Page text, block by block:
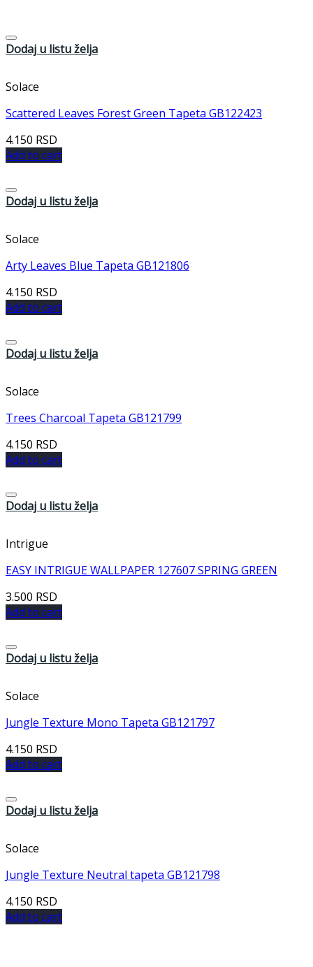
Dodaj u listu želja
Solace
Scattered Leaves Forest Green Tapeta GB122423
4.150 RSD
Add to cart
Dodaj u listu želja
Solace
Arty Leaves Blue Tapeta GB121806
4.150 RSD
Add to cart
Dodaj u listu želja
Solace
Trees Charcoal Tapeta GB121799
4.150 RSD
Add to cart
Dodaj u listu želja
Intrigue
EASY INTRIGUE WALLPAPER 127607 SPRING GREEN
3.500 RSD
Add to cart
Dodaj u listu želja
Solace
Jungle Texture Mono Tapeta GB121797
4.150 RSD
Add to cart
Dodaj u listu želja
Solace
Jungle Texture Neutral tapeta GB121798
4.150 RSD
Add to cart